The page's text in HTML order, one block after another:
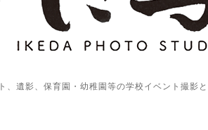
遺影、保育園・幼稚園等の学校イベント撮影